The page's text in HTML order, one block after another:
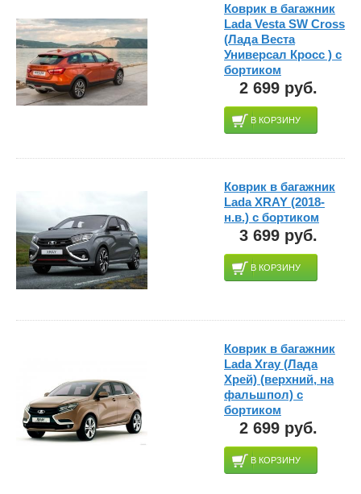
Коврик в багажник
Lada Vesta SW Cross
(Лада Веста
Универсал Кросс ) с
бортиком
2 699 руб.
В КОРЗИНУ
Коврик в багажник
Lada XRAY (2018-
н.в.) с бортиком
3 699 руб.
В КОРЗИНУ
Коврик в багажник
Lada Xray (Лада
Хрей) (верхний, на
фальшпол) с
бортиком
2 699 руб.
В КОРЗИНУ